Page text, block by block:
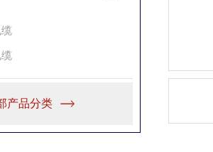
产品分类